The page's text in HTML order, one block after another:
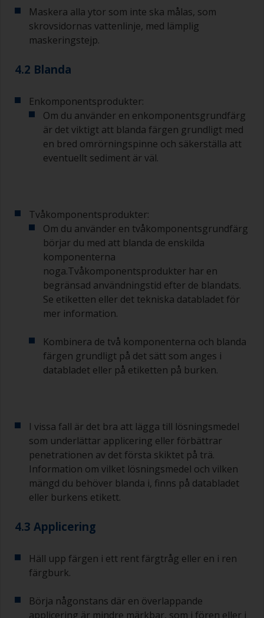
Maskera alla ytor som inte ska målas, som
skrovsidornas vattenlinje, med lämplig
maskeringstejp.
4.2 Blanda
Enkomponentsprodukter:
Om du använder en enkomponentsgrundfärg
är det viktigt att blanda färgen grundligt med
en bred omrörningspinne och säkerställa att
eventuellt sediment är väl.
Tvåkomponentsprodukter:
Om du använder en tvåkomponentsgrundfärg
börjar du med att blanda de enskilda
komponenterna
noga.Tvåkomponentsprodukter har en
begränsad användningstid efter de blandats.
Se etiketten eller det tekniska databladet för
mer information.
Kombinera de två komponenterna och blanda
färgen grundligt på det sätt som anges i
databladet eller på etiketten på burken.
I vissa fall är det bra att lägga till lösningsmedel
som underlättar applicering eller förbättrar
penetrationen av det första skiktet på trä.
Information om vilket lösningsmedel och vilken
mängd du behöver blanda i, finns på databladet
eller burkens etikett.
4.3 Applicering
Häll upp färgen i ett rent färgtråg eller en i ren
färgburk.
Börja någonstans där en överlappande
applicering är mindre märkbar, som i fören eller i